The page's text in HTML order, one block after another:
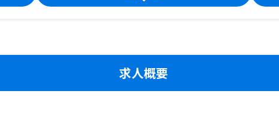
求人概要